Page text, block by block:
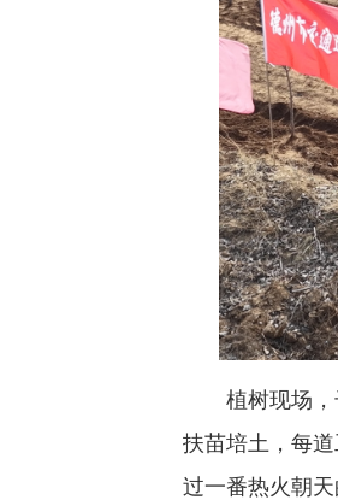
植树现场，干
扶苗培土，每
过一番热火朝